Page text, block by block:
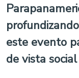
este evento
de vista